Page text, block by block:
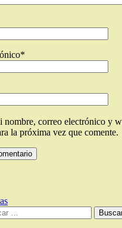
*
nombre, correo electrónico y
la próxima vez que comente.